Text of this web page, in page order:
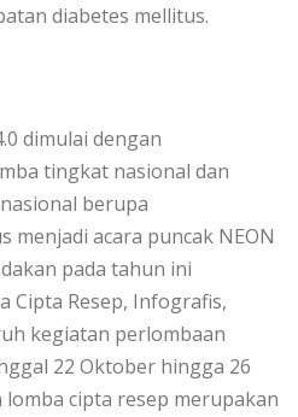
diabetes mellitus.
dimulai dengan
tingkat nasional dan
berupa
menjadi acara puncak NEON
pada tahun ini
Cipta Resep, Infografis,
kegiatan perlombaan
22 Oktober hingga 26
lomba cipta resep merupakan